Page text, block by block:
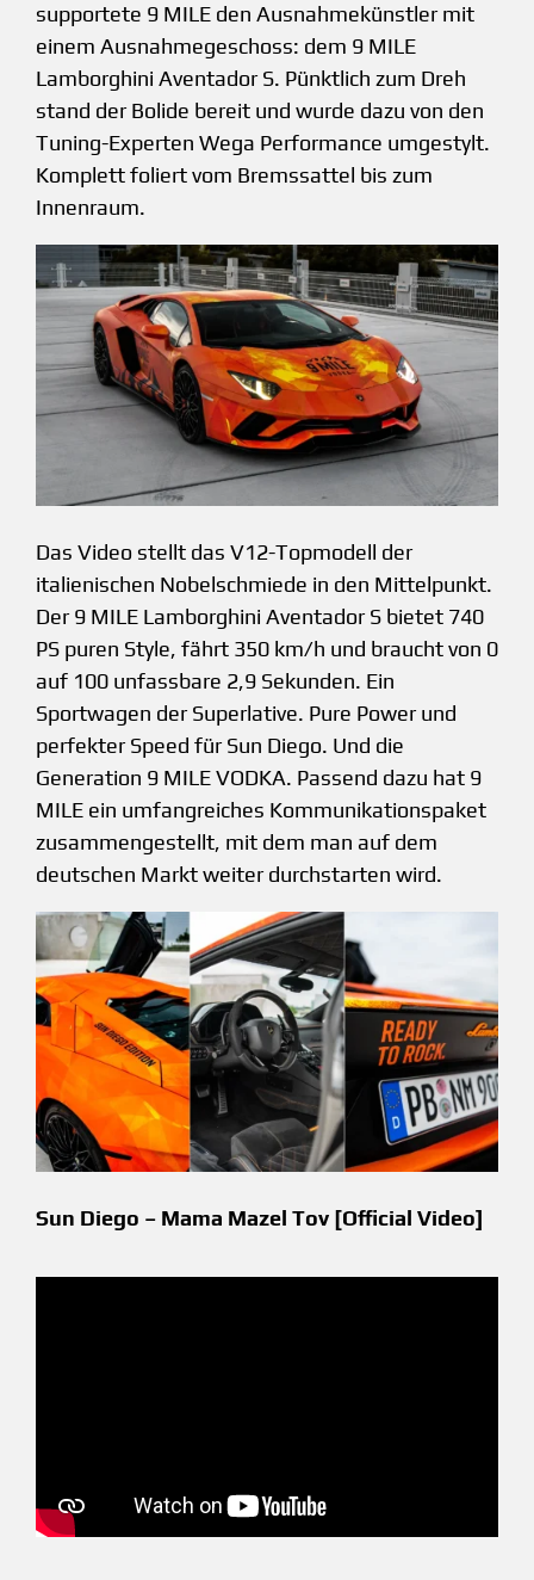
supportete 9 MILE den Ausnahmekünstler mit
einem Ausnahmegeschoss: dem 9 MILE
Lamborghini Aventador S. Pünktlich zum Dreh
stand der Bolide bereit und wurde dazu von den
Tuning-Experten Wega Performance umgestylt.
Komplett foliert vom Bremssattel bis zum
Innenraum.
Das Video stellt das V12-Topmodell der
italienischen Nobelschmiede in den Mittelpunkt.
Der 9 MILE Lamborghini Aventador S bietet 740
PS puren Style, fährt 350 km/h und braucht von 0
auf 100 unfassbare 2,9 Sekunden. Ein
Sportwagen der Superlative. Pure Power und
perfekter Speed für Sun Diego. Und die
Generation 9 MILE VODKA. Passend dazu hat 9
MILE ein umfangreiches Kommunikationspaket
zusammengestellt, mit dem man auf dem
deutschen Markt weiter durchstarten wird.
Sun Diego – Mama Mazel Tov [Official Video]